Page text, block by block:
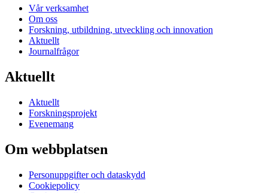
Vår verksamhet
Om oss
Forskning, utbildning, utveckling och innovation
Aktuellt
Journalfrågor
Aktuellt
Aktuellt
Forskningsprojekt
Evenemang
Om webbplatsen
Personuppgifter och dataskydd
Cookiepolicy